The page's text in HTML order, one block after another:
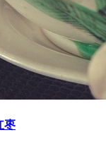
枣